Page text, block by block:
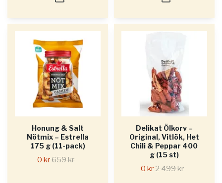
Honung & Salt
Nötmix – Estrella
175 g (11-pack)
0 kr659 kr
Delikat Ölkorv –
Original, Vitlök, Het
Chili & Peppar 400
g (15 st)
0 kr2 499 kr